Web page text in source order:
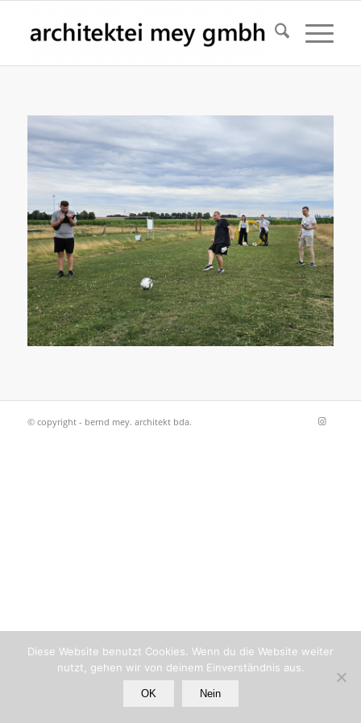
© copyright - bernd mey. architekt bda.
Diese Website benutzt Cookies. Wenn du die Website weiter
nutzt, gehen wir von deinem Einverständnis aus.
OK Nein